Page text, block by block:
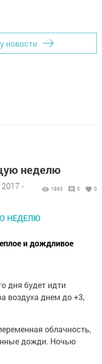
новости
неделю
-
1893 0 0
и дождливое
дня будет идти
воздуха днем до +3,
облачность,
дожди. Ночью